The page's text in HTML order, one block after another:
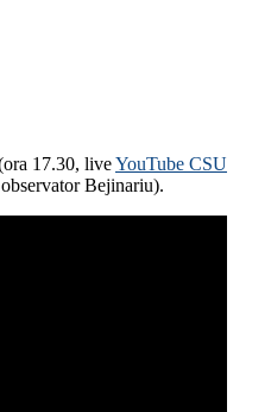
17.30, liveYouTube CSU
Bejinariu).